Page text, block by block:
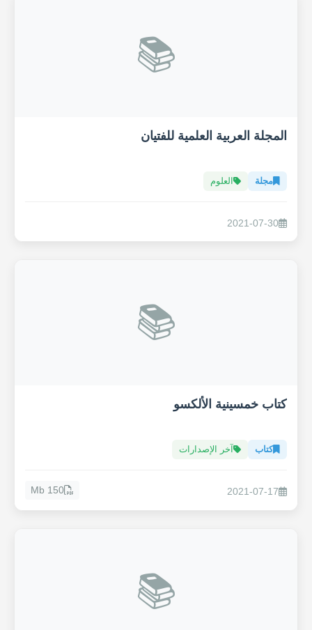
📚
المجلة العربية العلمية للفتيان
مجلة العلوم
2021-07-30
📚
كتاب خمسينية الألكسو
كتاب آخر الإصدارات
2021-07-17
150 Mb
📚